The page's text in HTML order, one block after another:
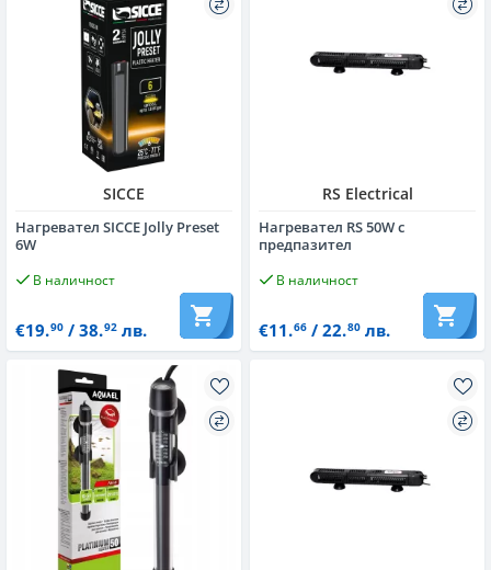
SICCE
Нагревател SICCE Jolly Preset
6W
В наличност
€19.90/ 38.92лв.
RS Electrical
Нагревател RS 50W с
предпазител
В наличност
€11.66/ 22.80лв.